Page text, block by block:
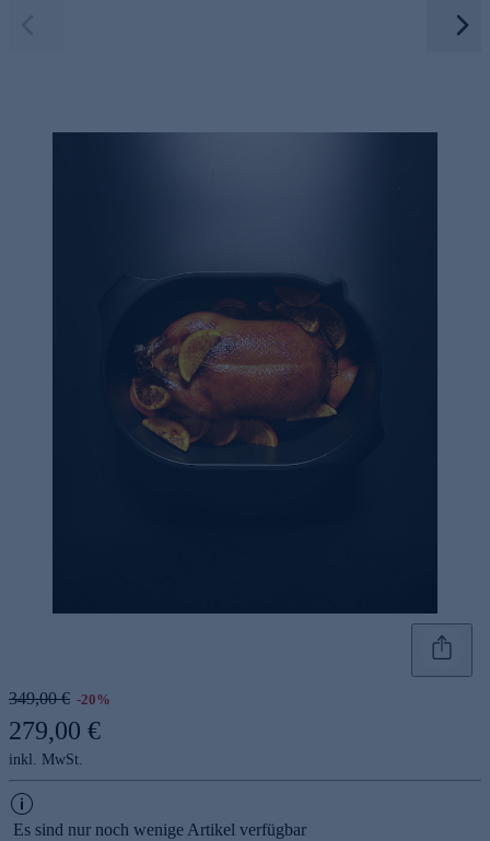
349,00 € -20%
279,00 €
inkl. MwSt.
Es sind nur noch wenige Artikel verfügbar